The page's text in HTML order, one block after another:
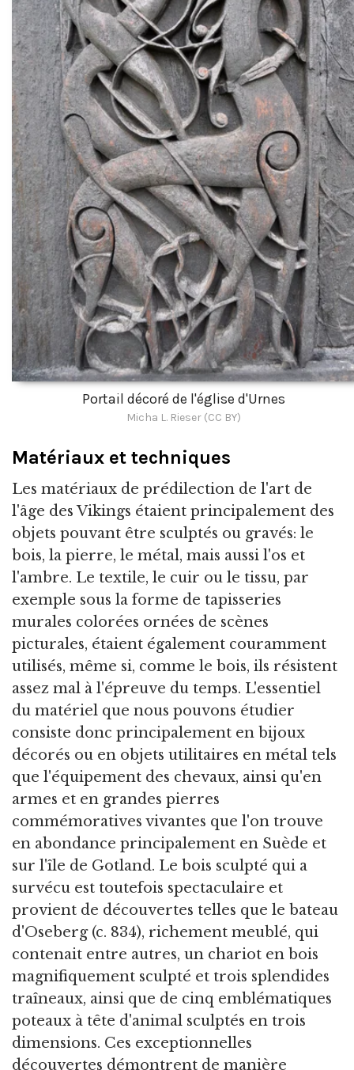
Portail décoré de l'église d'Urnes
Micha L. Rieser (CC BY)
Matériaux et techniques
Les matériaux de prédilection de l'art de
l'âge des Vikings étaient principalement des
objets pouvant être sculptés ou gravés: le
bois, la pierre, le métal, mais aussi l'os et
l'ambre. Le textile, le cuir ou le tissu, par
exemple sous la forme de tapisseries
murales colorées ornées de scènes
picturales, étaient également couramment
utilisés, même si, comme le bois, ils résistent
assez mal à l'épreuve du temps. L'essentiel
du matériel que nous pouvons étudier
consiste donc principalement en bijoux
décorés ou en objets utilitaires en métal tels
que l'équipement des chevaux, ainsi qu'en
armes et en grandes pierres
commémoratives vivantes que l'on trouve
en abondance principalement en Suède et
sur l'île de Gotland. Le bois sculpté qui a
survécu est toutefois spectaculaire et
provient de découvertes telles que le bateau
d'Oseberg (c. 834), richement meublé, qui
contenait entre autres, un chariot en bois
magnifiquement sculpté et trois splendides
traîneaux, ainsi que de cinq emblématiques
poteaux à tête d'animal sculptés en trois
dimensions. Ces exceptionnelles
découvertes démontrent de manière